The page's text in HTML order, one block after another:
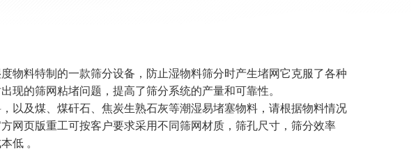
物料特制的一款筛分设备，防止湿物料筛分时产生堵网它克服了各种
现的筛网粘堵问题，提高了筛分系统的产量和可靠性。
以及煤、煤矸石、焦炭生熟石灰等潮湿易堵塞物料，请根据物料情况
网页版重工可按客户要求采用不同筛网材质，筛孔尺寸，筛分效率
低 。
两台1810型液压对辊制砂机发往
河北秦皇岛
中煤集团时产300吨石灰石辊式
破碎机生产现场